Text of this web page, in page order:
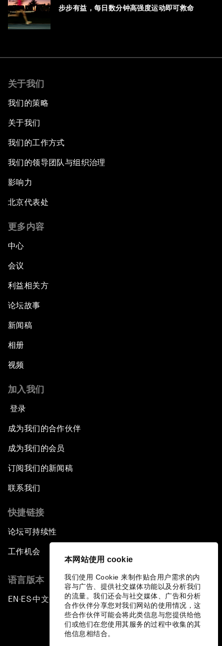
本网站使用 cookie
我们使用 Cookie 来制作贴合用户需求的内
容与广告、提供社交媒体功能以及分析我们
的流量。我们还会与社交媒体、广告和分析
合作伙伴分享您对我们网站的使用情况，这
些合作伙伴可能会将此类信息与您提供给他
们或他们在您使用其服务的过程中收集的其
他信息相结合。
步步有益，每日数分钟高强度运动即可救命
关于我们
我们的策略
关于我们
我们的工作方式
我们的领导团队与组织治理
影响力
北京代表处
更多内容
中心
会议
利益相关方
论坛故事
新闻稿
相册
视频
加入我们
登录
成为我们的合作伙伴
成为我们的会员
订阅我们的新闻稿
联系我们
快捷链接
论坛可持续性
工作机会
语言版本
EN ▪ ES▪中文▪ 日本語